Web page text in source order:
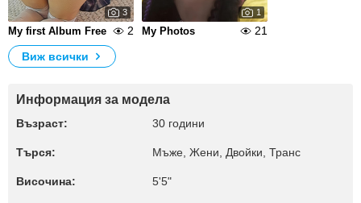
3
My first Album Free 2
1
My Photos
21
Виж всички
Информация за модела
Възраст: 30 години
Търся: Мъже, Жени, Двойки, Транс
Височина: 5'5"